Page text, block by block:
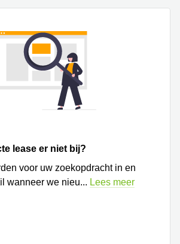
lease er niet bij?
voor uw zoekopdracht in en
wanneer we nieu... Lees meer